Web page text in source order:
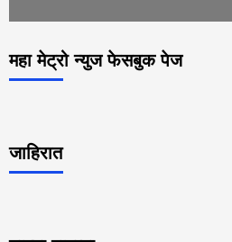
महा मेट्रो न्युज फेसबुक पेज
जाहिरात